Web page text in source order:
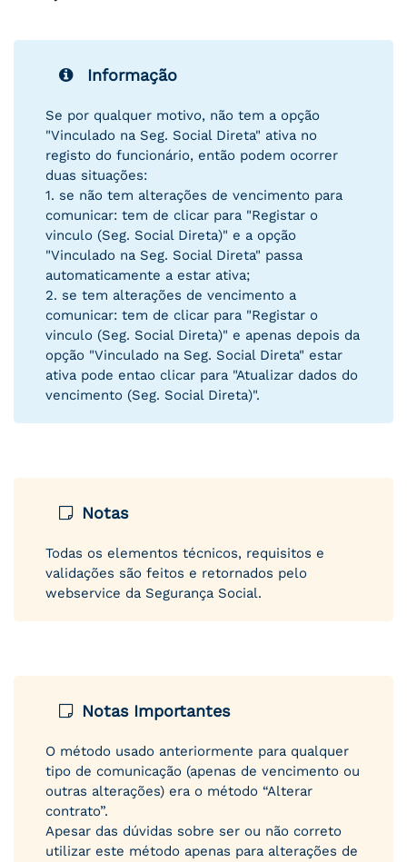
Informação
Se por qualquer motivo, não tem a opção
"Vinculado na Seg. Social Direta" ativa no
registo do funcionário, então podem ocorrer
duas situações:
1. se não tem alterações de vencimento para
comunicar: tem de clicar para "Registar o
vinculo (Seg. Social Direta)" e a opção
"Vinculado na Seg. Social Direta" passa
automaticamente a estar ativa;
2. se tem alterações de vencimento a
comunicar: tem de clicar para "Registar o
vinculo (Seg. Social Direta)" e apenas depois da
opção "Vinculado na Seg. Social Direta" estar
ativa pode entao clicar para "Atualizar dados do
vencimento (Seg. Social Direta)".
Notas
Todas os elementos técnicos, requisitos e
validações são feitos e retornados pelo
webservice da Segurança Social.
Notas Importantes
O método usado anteriormente para qualquer
tipo de comunicação (apenas de vencimento ou
outras alterações) era o método “Alterar
contrato”.
Apesar das dúvidas sobre ser ou não correto
utilizar este método apenas para alterações de